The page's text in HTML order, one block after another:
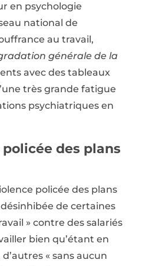
en psychologie
national de
au travail,
générale de la
avec des tableaux
très grande fatigue
psychiatriques en
des plans
policée des plans
désinhibée de certaines
» contre des salariés
bien qu’étant en
« sans aucun